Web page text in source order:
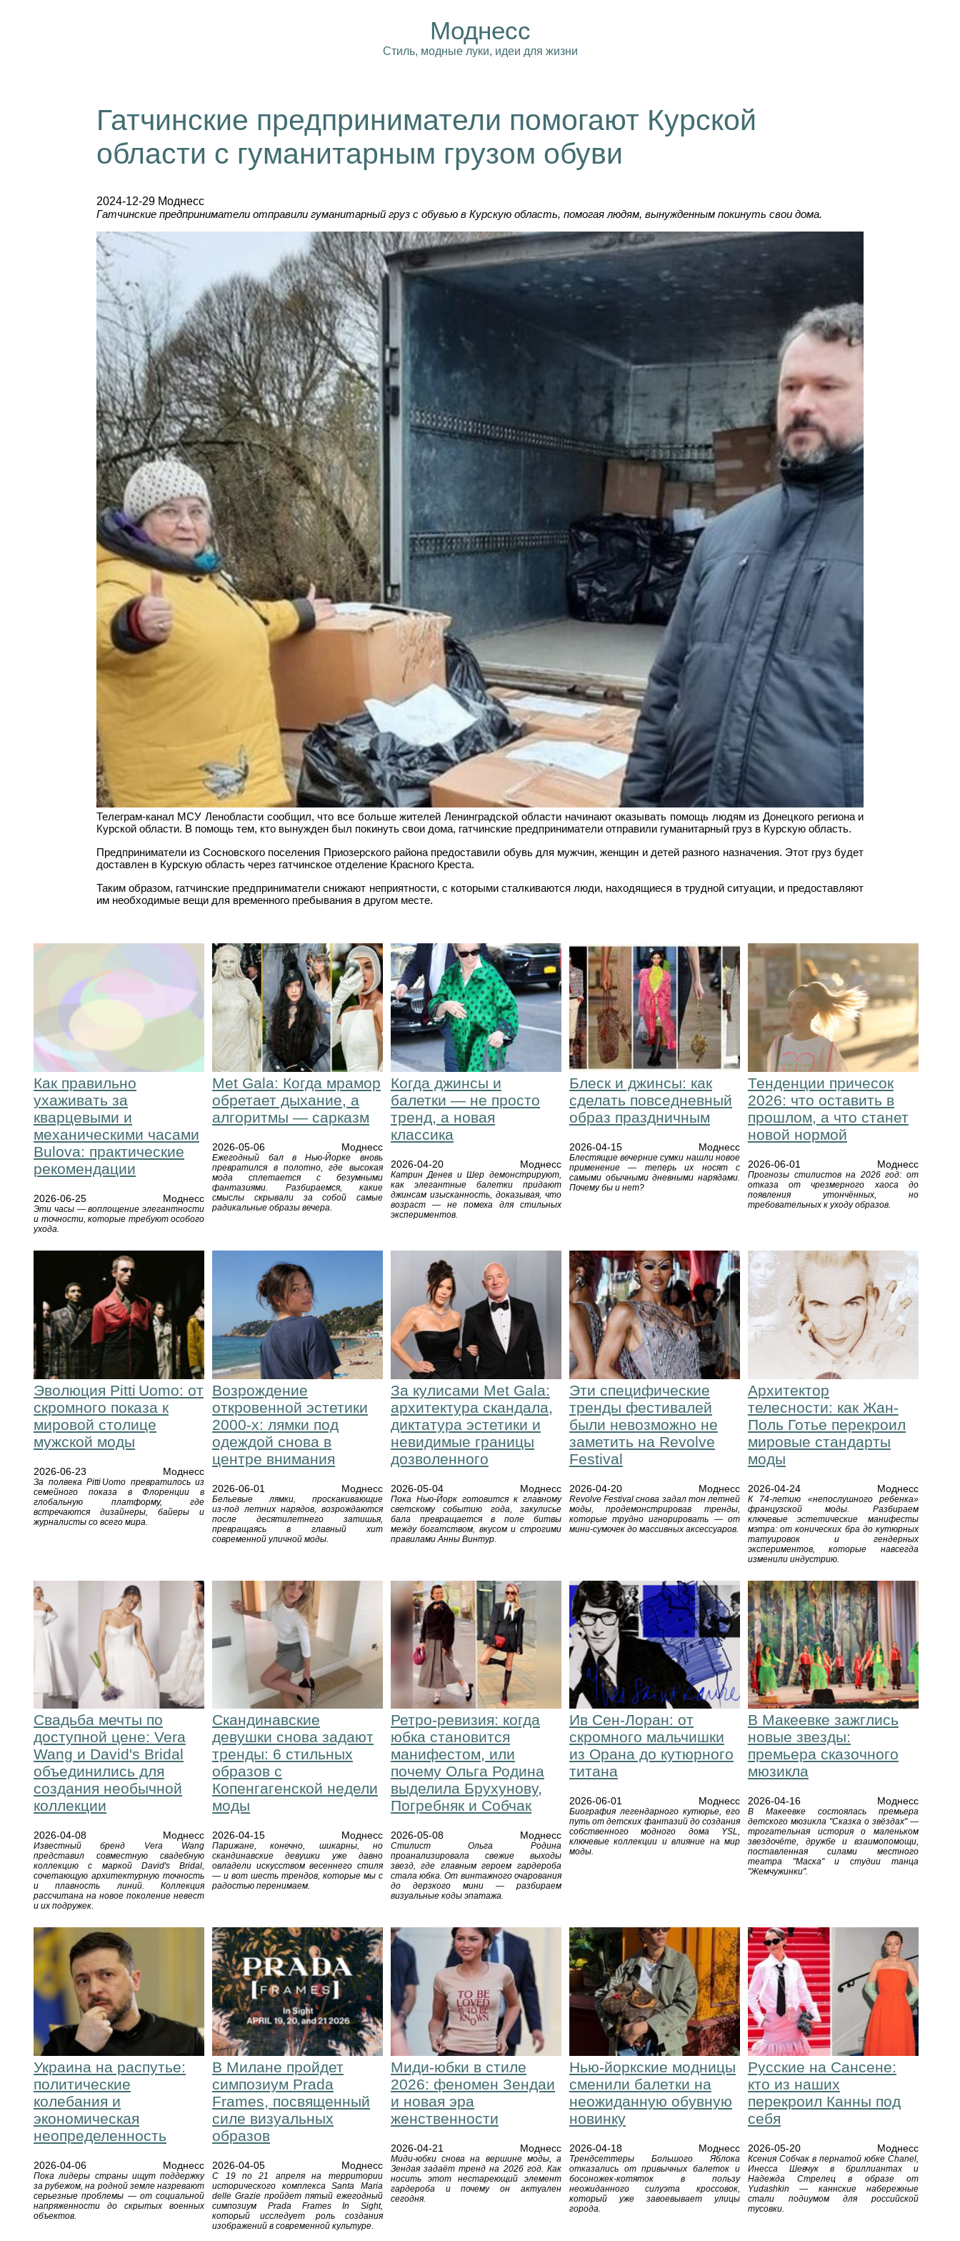
Моднесс
Стиль, модные луки, идеи для жизни
Гатчинские предприниматели помогают Курской
области с гуманитарным грузом обуви
2024-12-29 Моднесс
Гатчинские предприниматели отправили гуманитарный груз с обувью в Курскую область, помогая людям, вынужденным покинуть свои дома.
Телеграм-канал МСУ Ленобласти сообщил, что все больше жителей Ленинградской области начинают оказывать помощь людям из Донецкого региона и
Курской области. В помощь тем, кто вынужден был покинуть свои дома, гатчинские предприниматели отправили гуманитарный груз в Курскую область.
Предприниматели из Сосновского поселения Приозерского района предоставили обувь для мужчин, женщин и детей разного назначения. Этот груз будет
доставлен в Курскую область через гатчинское отделение Красного Креста.
Таким образом, гатчинские предприниматели снижают неприятности, с которыми сталкиваются люди, находящиеся в трудной ситуации, и предоставляют
им необходимые вещи для временного пребывания в другом месте.
Как правильно
ухаживать за
кварцевыми и
механическими часами
Bulova: практические
рекомендации
2026-06-25 Моднесс
Эти часы — воплощение элегантности
и точности, которые требуют особого
ухода.
Met Gala: Когда мрамор
обретает дыхание, а
алгоритмы — сарказм
2026-05-06 Моднесс
Ежегодный бал в Нью-Йорке вновь
превратился в полотно, где высокая
мода сплетается с безумными
фантазиями. Разбираемся, какие
смыслы скрывали за собой самые
радикальные образы вечера.
Когда джинсы и
балетки — не просто
тренд, а новая
классика
2026-04-20 Моднесс
Катрин Денев и Шер демонстрируют,
как элегантные балетки придают
джинсам изысканность, доказывая, что
возраст — не помеха для стильных
экспериментов.
Блеск и джинсы: как
сделать повседневный
образ праздничным
2026-04-15 Моднесс
Блестящие вечерние сумки нашли новое
применение — теперь их носят с
самыми обычными дневными нарядами.
Почему бы и нет?
Тенденции причесок
2026: что оставить в
прошлом, а что станет
новой нормой
2026-06-01 Моднесс
Прогнозы стилистов на 2026 год: от
отказа от чрезмерного хаоса до
появления утончённых, но
требовательных к уходу образов.
Эволюция Pitti Uomo: от
скромного показа к
мировой столице
мужской моды
2026-06-23 Моднесс
За полвека Pitti Uomo превратилось из
семейного показа в Флоренции в
глобальную платформу, где
встречаются дизайнеры, байеры и
журналисты со всего мира.
Возрождение
откровенной эстетики
2000‑х: лямки под
одеждой снова в
центре внимания
2026-06-01 Моднесс
Бельевые лямки, проскакивающие
из‑под летних нарядов, возрождаются
после десятилетнего затишья,
превращаясь в главный хит
современной уличной моды.
За кулисами Met Gala:
архитектура скандала,
диктатура эстетики и
невидимые границы
дозволенного
2026-05-04 Моднесс
Пока Нью-Йорк готовится к главному
светскому событию года, закулисье
бала превращается в поле битвы
между богатством, вкусом и строгими
правилами Анны Винтур.
Эти специфические
тренды фестивалей
были невозможно не
заметить на Revolve
Festival
2026-04-20 Моднесс
Revolve Festival снова задал тон летней
моды, продемонстрировав тренды,
которые трудно игнорировать — от
мини-сумочек до массивных аксессуаров.
Архитектор
телесности: как Жан-
Поль Готье перекроил
мировые стандарты
моды
2026-04-24 Моднесс
К 74-летию «непослушного ребенка»
французской моды. Разбираем
ключевые эстетические манифесты
мэтра: от конических бра до кутюрных
татуировок и гендерных
экспериментов, которые навсегда
изменили индустрию.
Свадьба мечты по
доступной цене: Vera
Wang и David's Bridal
объединились для
создания необычной
коллекции
2026-04-08 Моднесс
Известный бренд Vera Wang
представил совместную свадебную
коллекцию с маркой David's Bridal,
сочетающую архитектурную точность
и плавность линий. Коллекция
рассчитана на новое поколение невест
и их подружек.
Скандинавские
девушки снова задают
тренды: 6 стильных
образов с
Копенгагенской недели
моды
2026-04-15 Моднесс
Парижане, конечно, шикарны, но
скандинавские девушки уже давно
овладели искусством весеннего стиля
— и вот шесть трендов, которые мы с
радостью перенимаем.
Ретро-ревизия: когда
юбка становится
манифестом, или
почему Ольга Родина
выделила Брухунову,
Погребняк и Собчак
2026-05-08 Моднесс
Стилист Ольга Родина
проанализировала свежие выходы
звезд, где главным героем гардероба
стала юбка. От винтажного очарования
до дерзкого мини — разбираем
визуальные коды эпатажа.
Ив Сен-Лоран: от
скромного мальчишки
из Орана до кутюрного
титана
2026-06-01 Моднесс
Биография легендарного кутюрье, его
путь от детских фантазий до создания
собственного модного дома YSL,
ключевые коллекции и влияние на мир
моды.
В Макеевке зажглись
новые звезды:
премьера сказочного
мюзикла
2026-04-16 Моднесс
В Макеевке состоялась премьера
детского мюзикла "Сказка о звёздах" —
трогательная история о маленьком
звездочёте, дружбе и взаимопомощи,
поставленная силами местного
театра "Маска" и студии танца
"Жемчужинки".
Украина на распутье:
политические
колебания и
экономическая
неопределенность
2026-04-06 Моднесс
Пока лидеры страны ищут поддержку
за рубежом, на родной земле назревают
серьезные проблемы — от социальной
напряженности до скрытых военных
объектов.
В Милане пройдет
симпозиум Prada
Frames, посвященный
силе визуальных
образов
2026-04-05 Моднесс
С 19 по 21 апреля на территории
исторического комплекса Santa Maria
delle Grazie пройдет пятый ежегодный
симпозиум Prada Frames In Sight,
который исследует роль создания
изображений в современной культуре.
Миди-юбки в стиле
2026: феномен Зендаи
и новая эра
женственности
2026-04-21 Моднесс
Миди-юбки снова на вершине моды, а
Зендая задаёт тренд на 2026 год. Как
носить этот нестареющий элемент
гардероба и почему он актуален
сегодня.
Нью-йоркские модницы
сменили балетки на
неожиданную обувную
новинку
2026-04-18 Моднесс
Трендсеттеры Большого Яблока
отказались от привычных балеток и
босоножек-котяток в пользу
неожиданного силуэта кроссовок,
который уже завоевывает улицы
города.
Русские на Сансене:
кто из наших
перекроил Канны под
себя
2026-05-20 Моднесс
Ксения Собчак в пернатой юбке Chanel,
Инесса Шевчук в бриллиантах и
Надежда Стрелец в образе от
Yudashkin — каннские набережные
стали подиумом для российской
тусовки.